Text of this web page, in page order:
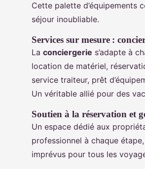
Cette palette d’équipements
séjour inoubliable.
Services sur mesure :
La conciergerie s’adapte à
location de matériel,
service traiteur, prêt
Un véritable allié pour des
Soutien à la réservation et
Un espace dédié aux
professionnel à chaque
imprévus pour tous les